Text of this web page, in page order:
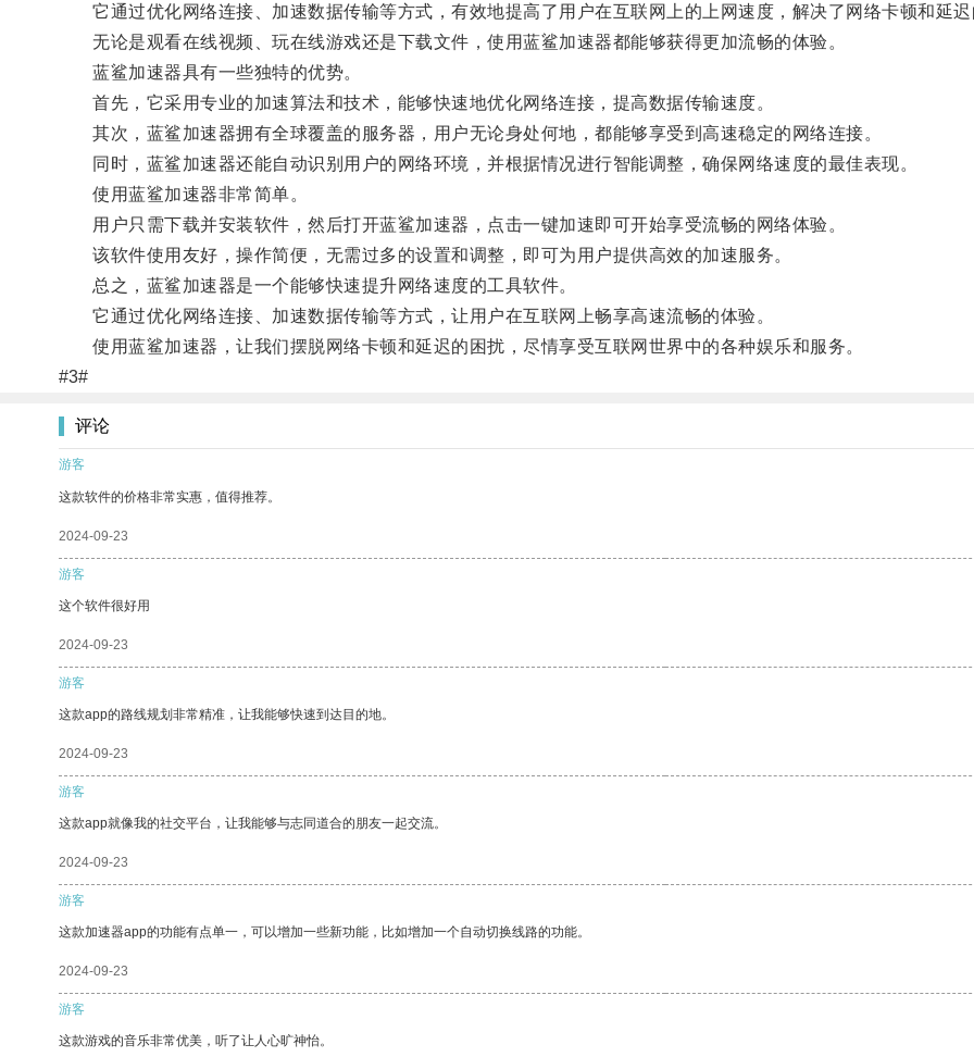
它通过优化网络连接、加速数据传输等方式，有效地提高了用户在互联网上的上网速度，解决了网络卡顿和延
无论是观看在线视频、玩在线游戏还是下载文件，使用蓝鲨加速器都能够获得更加流畅的体验。
蓝鲨加速器具有一些独特的优势。
首先，它采用专业的加速算法和技术，能够快速地优化网络连接，提高数据传输速度。
其次，蓝鲨加速器拥有全球覆盖的服务器，用户无论身处何地，都能够享受到高速稳定的网络连接。
同时，蓝鲨加速器还能自动识别用户的网络环境，并根据情况进行智能调整，确保网络速度的最佳表现。
使用蓝鲨加速器非常简单。
用户只需下载并安装软件，然后打开蓝鲨加速器，点击一键加速即可开始享受流畅的网络体验。
该软件使用友好，操作简便，无需过多的设置和调整，即可为用户提供高效的加速服务。
总之，蓝鲨加速器是一个能够快速提升网络速度的工具软件。
它通过优化网络连接、加速数据传输等方式，让用户在互联网上畅享高速流畅的体验。
使用蓝鲨加速器，让我们摆脱网络卡顿和延迟的困扰，尽情享受互联网世界中的各种娱乐和服务。
#3#
评论
游客
这款软件的价格非常实惠，值得推荐。
2024-09-23
游客
这个软件很好用
2024-09-23
游客
这款app的路线规划非常精准，让我能够快速到达目的地。
2024-09-23
游客
这款app就像我的社交平台，让我能够与志同道合的朋友一起交流。
2024-09-23
游客
这款加速器app的功能有点单一，可以增加一些新功能，比如增加一个自动切换线路的功能。
2024-09-23
游客
这款游戏的音乐非常优美，听了让人心旷神怡。